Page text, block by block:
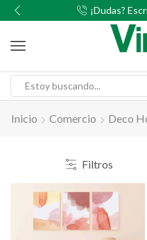
¡Dudas?
Inicio Comercio Deco
Filtros